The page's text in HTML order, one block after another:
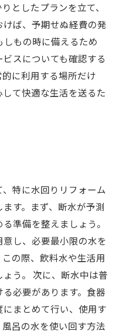
としたプランを立て、
ば、予期せぬ経費の発
しもの時に備えるため
スについても確認する
に利用する場所だけ
て快適な生活を送るた
特に水回りリフォーム
す。まず、断水が予測
準備を整えましょう。
し、必要最小限の水を
の際、飲料水や生活用
う。 次に、断水中は普
必要があります。食器
まとめて行い、使用す
呂の水を使い回す方法